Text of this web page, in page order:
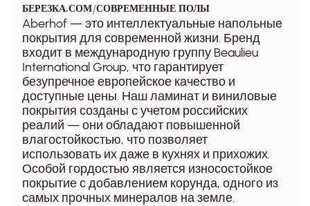
БЕРЕЗКА.COM/СОВРЕМЕННЫЕ ПОЛЫ
Aberhof — это интеллектуальные напольные
покрытия для современной жизни. Бренд
входит в международную группу Beaulieu
International Group, что гарантирует
безупречное европейское качество и
доступные цены. Наш ламинат и виниловые
покрытия созданы с учетом российских
реалий — они обладают повышенной
влагостойкостью, что позволяет
использовать их даже в кухнях и прихожих.
Особой гордостью является износостойкое
покрытие с добавлением корунда, одного из
самых прочных минералов на земле.